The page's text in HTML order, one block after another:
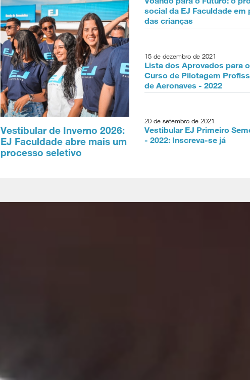
Vestibular de Inverno 2026:
EJ Faculdade abre mais um
processo seletivo
social da EJ Faculdade em
das crianças
15 de dezembro de 2021
Lista dos Aprovados para o
Curso de Pilotagem
de Aeronaves - 2022
20 de setembro de 2021
Vestibular EJ Primeiro
- 2022: Inscreva-se já